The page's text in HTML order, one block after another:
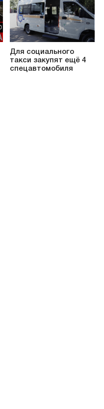
Для социального
такси закупят ещё 4
спецавтомобиля